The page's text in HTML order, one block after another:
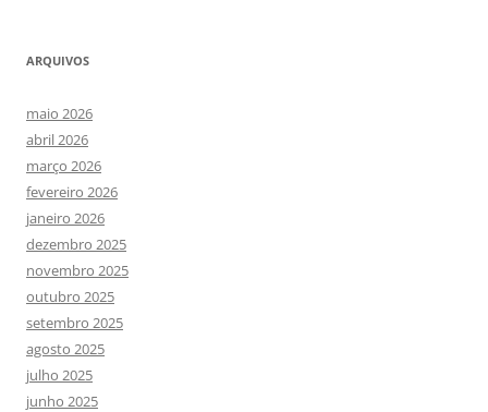
ARQUIVOS
maio 2026
abril 2026
março 2026
fevereiro 2026
janeiro 2026
dezembro 2025
novembro 2025
outubro 2025
setembro 2025
agosto 2025
julho 2025
junho 2025